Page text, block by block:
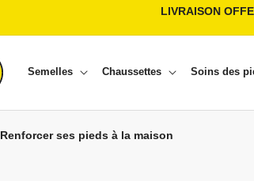
LIVRAISON
Semelles Chaussettes Soins des
Renforcer ses pieds à la maison